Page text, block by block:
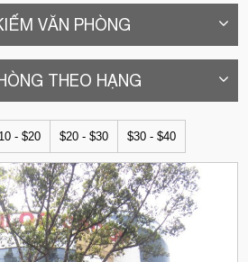
VĂN PHÒNG
THEO HẠNG
- $20 $20 - $30 $30 - $40